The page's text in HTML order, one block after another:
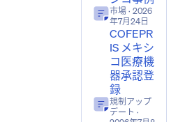
市場· 2026
年7月24日
COFEPR
IS メキシ
コ医療機
器承認登
録
規制アップ
デート ·